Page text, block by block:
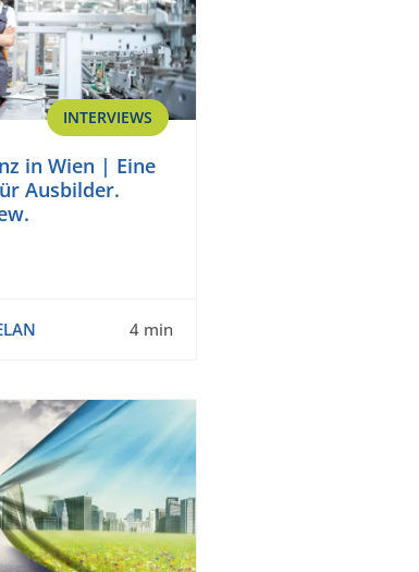
INTERVIEWS
in Wien | Eine
Ausbilder.
4 min